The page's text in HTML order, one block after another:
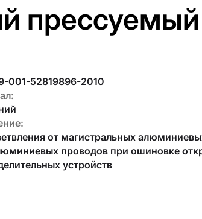
001-52819896-2010
от магистральных
проводов при ошиновке
устройств